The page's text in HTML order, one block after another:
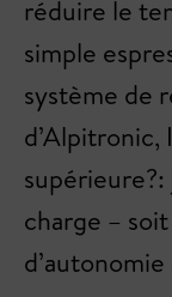
réduire le
simple
système de
d’Alpitronic,
supérieure?:
charge –